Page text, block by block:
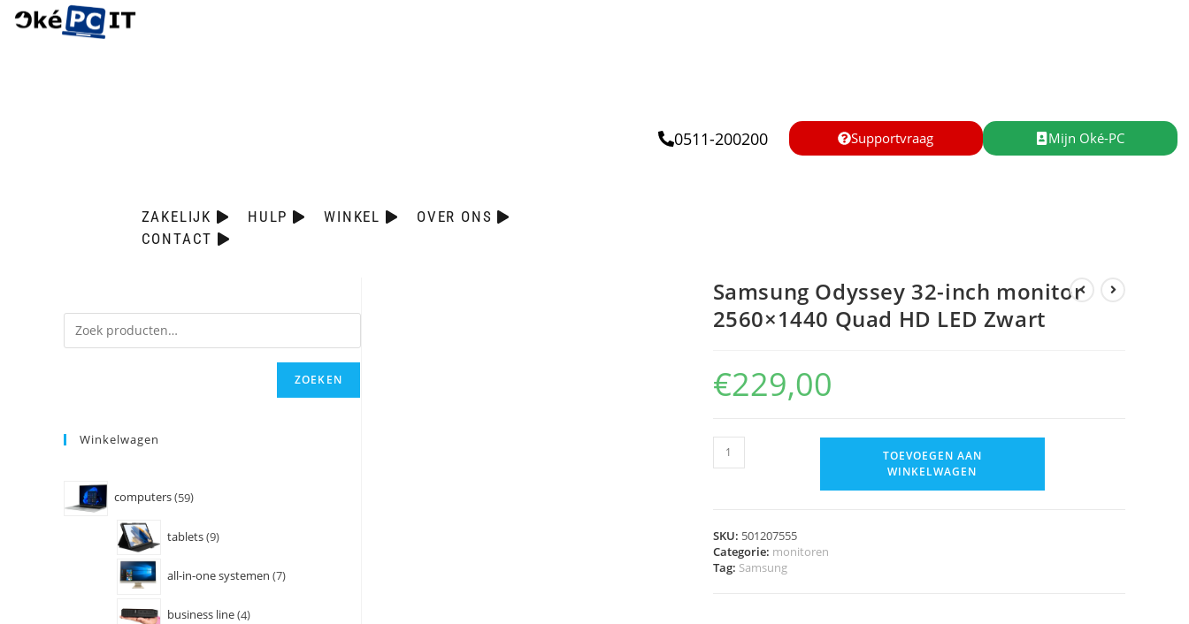
ZAKELIJK HULP WINKEL
OVER ONS
CONTACT
0511-200200 Supportvraag Mijn Oké-PC
Samsung Odyssey 32-inch monitor
2560×1440 Quad HD LED Zwart
€229,00
TOEVOEGEN AAN
WINKELWAGEN
SKU: 501207555
Categorie: monitoren
Tag: Samsung
ZOEKEN
Winkelwagen
computers 59
tablets 9
all-in-one systemen 7
business line 4